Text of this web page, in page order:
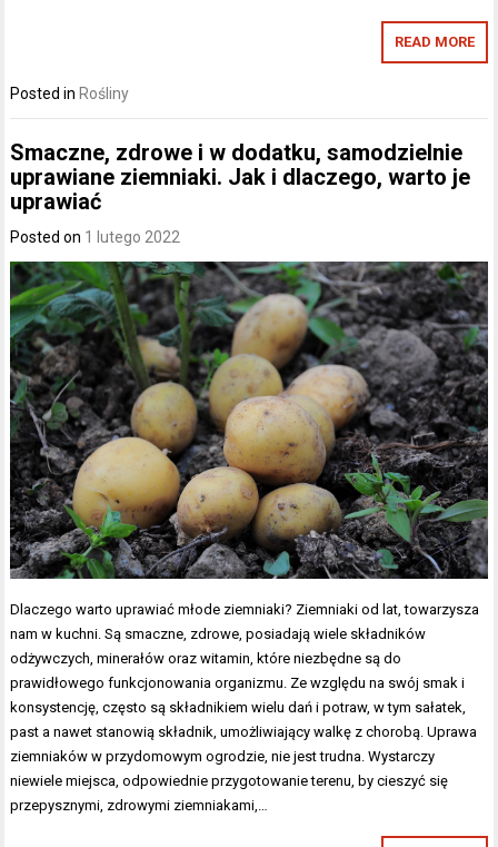
READ MORE
Posted in Rośliny
Smaczne, zdrowe i w dodatku, samodzielnie
uprawiane ziemniaki. Jak i dlaczego, warto je
uprawiać
Posted on 1 lutego 2022
Dlaczego warto uprawiać młode ziemniaki? Ziemniaki od lat, towarzysza
nam w kuchni. Są smaczne, zdrowe, posiadają wiele składników
odżywczych, minerałów oraz witamin, które niezbędne są do
prawidłowego funkcjonowania organizmu. Ze względu na swój smak i
konsystencję, często są składnikiem wielu dań i potraw, w tym sałatek,
past a nawet stanowią składnik, umożliwiający walkę z chorobą. Uprawa
ziemniaków w przydomowym ogrodzie, nie jest trudna. Wystarczy
niewiele miejsca, odpowiednie przygotowanie terenu, by cieszyć się
przepysznymi, zdrowymi ziemniakami,…